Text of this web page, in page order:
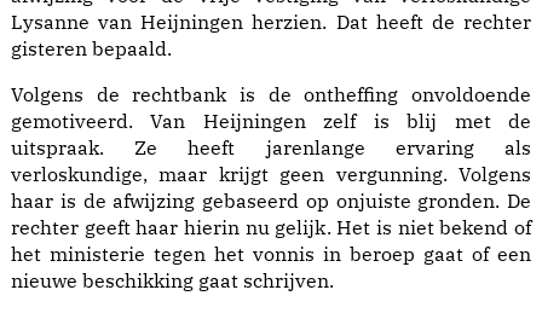
Lysanne van Heijningen herzien. Dat heeft de rechter
gisteren bepaald.
Volgens de rechtbank is de ontheffing onvoldoende
gemotiveerd. Van Heijningen zelf is blij met de
uitspraak. Ze heeft jarenlange ervaring als
verloskundige, maar krijgt geen vergunning. Volgens
haar is de afwijzing gebaseerd op onjuiste gronden. De
rechter geeft haar hierin nu gelijk. Het is niet bekend of
het ministerie tegen het vonnis in beroep gaat of een
nieuwe beschikking gaat schrijven.